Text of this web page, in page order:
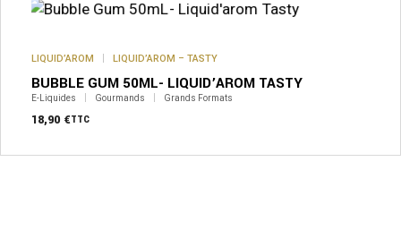
LIQUID’AROM LIQUID’AROM – TASTY
BUBBLE GUM 50ML- LIQUID’AROM TASTY
E-Liquides Gourmands Grands Formats
18,90 €TTC